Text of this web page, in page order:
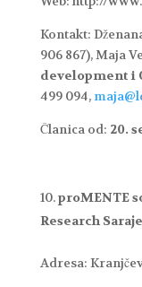
Kontakt:
906 867), Maja
development i
499 094,
Članica od: 20.
proMENTE
Research
Adresa: